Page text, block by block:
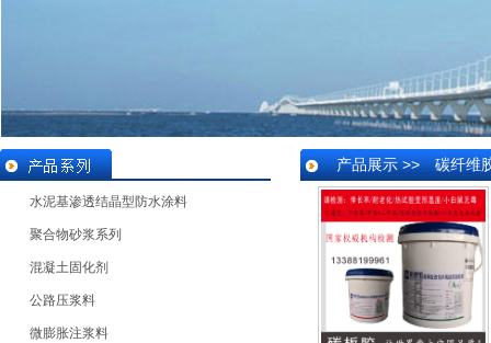
水泥基渗透结晶型防水涂料
聚合物砂浆系列
混凝土固化剂
公路压浆料
微膨胀注浆料
产品展示 >> 碳纤维